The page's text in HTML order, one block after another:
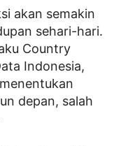
akan semakin
sehari-hari.
Country
Indonesia,
depan, salah